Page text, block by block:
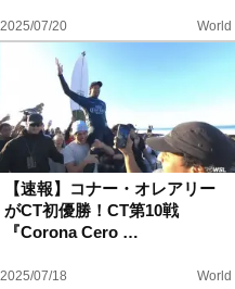
2025/07/20 World
【速報】コナー・オレアリー
がCT初優勝！CT第10戦
『Corona Cero …
2025/07/18 World